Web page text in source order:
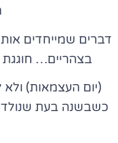
דברים שמייחדים
בצהריים… חוגגת
כשבשנה בעת